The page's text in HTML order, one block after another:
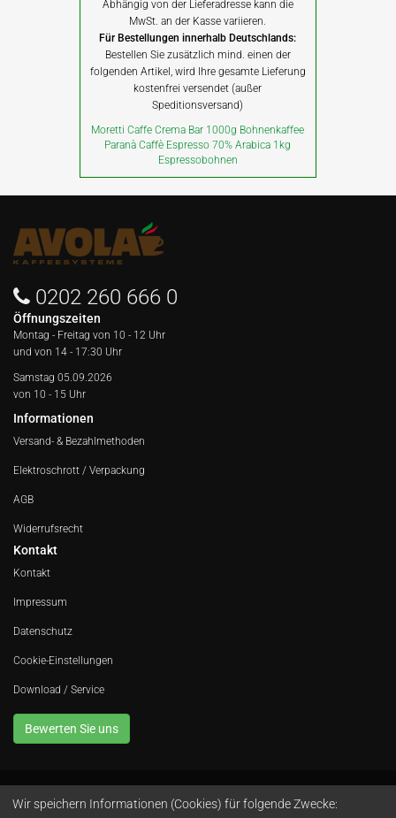
Abhängig von der Lieferadresse kann die
MwSt. an der Kasse variieren.
Für Bestellungen innerhalb Deutschlands:
Bestellen Sie zusätzlich mind. einen der
folgenden Artikel, wird Ihre gesamte Lieferung
kostenfrei versendet (außer
Speditionsversand)
Moretti Caffe Crema Bar 1000g Bohnenkaffee
Paranà Caffè Espresso 70% Arabica 1kg
Espressobohnen
0202 260 666 0
Öffnungszeiten
Montag - Freitag von 10 - 12 Uhr
und von 14 - 17:30 Uhr
Samstag 05.09.2026
von 10 - 15 Uhr
Informationen
Versand- & Bezahlmethoden
Elektroschrott / Verpackung
AGB
Widerrufsrecht
Kontakt
Kontakt
Impressum
Datenschutz
Cookie-Einstellungen
Download / Service
Bewerten Sie uns
Avola GmbH • In der Fleute 52 • 42389 Wuppertal • Telefon 0202 260 666 0
Wir speichern Informationen (Cookies) für folgende Zwecke: